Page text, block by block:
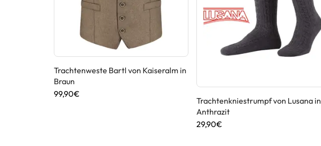
Trachtenweste Bartl von Kaiseralm in
Braun
99,90€
Trachtenkniestrumpf von Lusana in
Anthrazit
29,90€